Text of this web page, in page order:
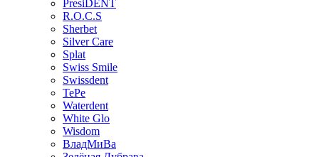
PresiDENT
R.O.C.S
Sherbet
Silver Care
Splat
Swiss Smile
Swissdent
TePe
Waterdent
White Glo
Wisdom
ВладМиВа